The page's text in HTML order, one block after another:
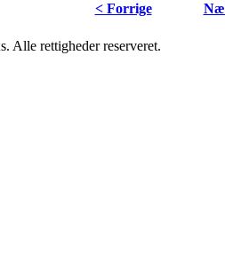
< Forrige
Alle rettigheder reserveret.